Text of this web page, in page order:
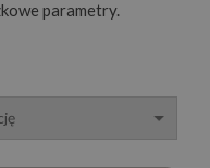
parametry.